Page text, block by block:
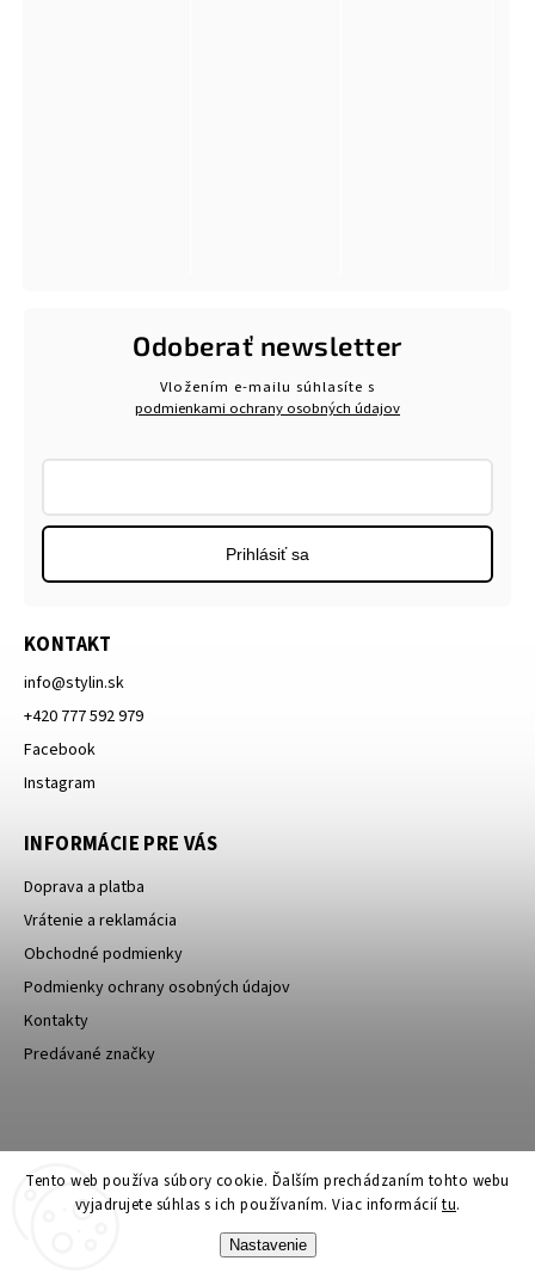
Tento web používa súbory cookie. Ďalším prechádzaním tohto webu
vyjadrujete súhlas s ich používaním. Viac informáciítu.
Nastavenie
KONTAKT
info@stylin.sk
+420 777 592 979
Facebook
Instagram
INFORMÁCIE PRE VÁS
Doprava a platba
Vrátenie a reklamácia
Obchodné podmienky
Podmienky ochrany osobných údajov
Kontakty
Predávané značky
Odoberať newsletter
Vložením e-mailu súhlasíte s
podmienkami ochrany osobných údajov
Prihlásiť sa
Bagin.cz